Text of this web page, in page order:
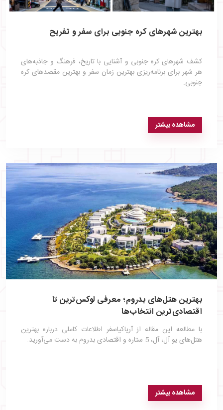
بهترین شهرهای کره جنوبی برای سفر و تفریح
کشف شهرهای کره جنوبی و آشنایی با تاریخ، فرهنگ و جاذبه‌های
هر شهر برای برنامه‌ریزی بهترین زمان سفر و بهترین مقصدهای کره
جنوبی.
مشاهده بیشتر
بهترین هتل‌های بدروم؛ معرفی لوکس‌ترین تا
اقتصادی‌ترین انتخاب‌ها
با مطالعه این مقاله از آریاکیاسفر اطلاعات کاملی درباره بهترین
هتل‌های یو آل، آل، 5 ستاره و اقتصادی بدروم به دست می‌آورید.
مشاهده بیشتر